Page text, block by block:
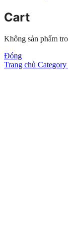
Cart
Không sản phẩm
Đóng
Trang chủ Category